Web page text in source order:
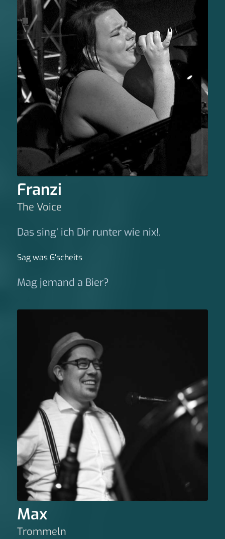
Franzi
The Voice
Das sing’ ich Dir runter wie nix!.
Sag was G‘scheits
Mag jemand a Bier?
Max
Trommeln